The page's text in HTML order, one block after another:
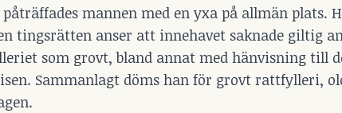
mannen med en yxa på allmän plats.
tingsrätten anser att innehavet saknade giltig
som grovt, bland annat med hänvisning till
Sammanlagt döms han för grovt rattfylleri,